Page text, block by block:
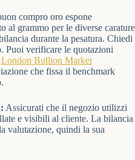
compro oro espone
al grammo per le diverse carature
durante la pesatura. Chiedi
Puoi verificare le quotazioni
London Bullion Market
che fissa il benchmark
Assicurati che il negozio utilizzi
e visibili al cliente. La bilancia
valutazione, quindi la sua